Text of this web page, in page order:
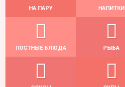
НА ПАРУ НАПИТКИ
ПОСТНЫЕ БЛЮДА РЫБА